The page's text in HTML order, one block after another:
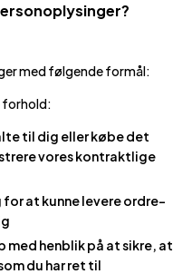
med følgende formål:
forhold:
til dig eller købe det
vores kontraktlige
at kunne levere ordre-
med henblik på at sikre, at
du har ret til